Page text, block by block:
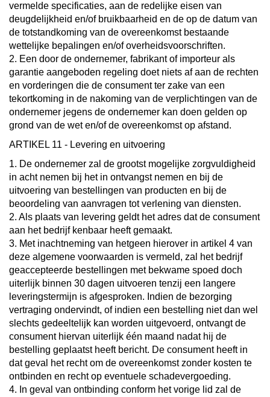
vermelde specificaties, aan de redelijke eisen van
deugdelijkheid en/of bruikbaarheid en de op de datum van
de totstandkoming van de overeenkomst bestaande
wettelijke bepalingen en/of overheidsvoorschriften.
2. Een door de ondernemer, fabrikant of importeur als
garantie aangeboden regeling doet niets af aan de rechten
en vorderingen die de consument ter zake van een
tekortkoming in de nakoming van de verplichtingen van de
ondernemer jegens de ondernemer kan doen gelden op
grond van de wet en/of de overeenkomst op afstand.
ARTIKEL 11 - Levering en uitvoering
1. De ondernemer zal de grootst mogelijke zorgvuldigheid
in acht nemen bij het in ontvangst nemen en bij de
uitvoering van bestellingen van producten en bij de
beoordeling van aanvragen tot verlening van diensten.
2. Als plaats van levering geldt het adres dat de consument
aan het bedrijf kenbaar heeft gemaakt.
3. Met inachtneming van hetgeen hierover in artikel 4 van
deze algemene voorwaarden is vermeld, zal het bedrijf
geaccepteerde bestellingen met bekwame spoed doch
uiterlijk binnen 30 dagen uitvoeren tenzij een langere
leveringstermijn is afgesproken. Indien de bezorging
vertraging ondervindt, of indien een bestelling niet dan wel
slechts gedeeltelijk kan worden uitgevoerd, ontvangt de
consument hiervan uiterlijk één maand nadat hij de
bestelling geplaatst heeft bericht. De consument heeft in
dat geval het recht om de overeenkomst zonder kosten te
ontbinden en recht op eventuele schadevergoeding.
4. In geval van ontbinding conform het vorige lid zal de